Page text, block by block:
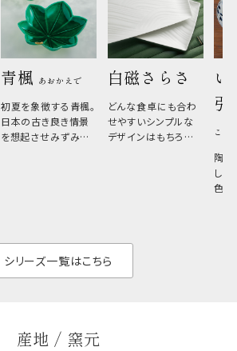
青楓 あおかえで
初夏を象徴する青楓。
日本の古き良き情景
を想起させみずみず
白磁さらさ
どんな食卓にも合わ
せやすいシンプルな
デザインはもちろん、
い
こひ
陶器
しい
色の
シリーズ一覧はこちら
産地 / 窯元